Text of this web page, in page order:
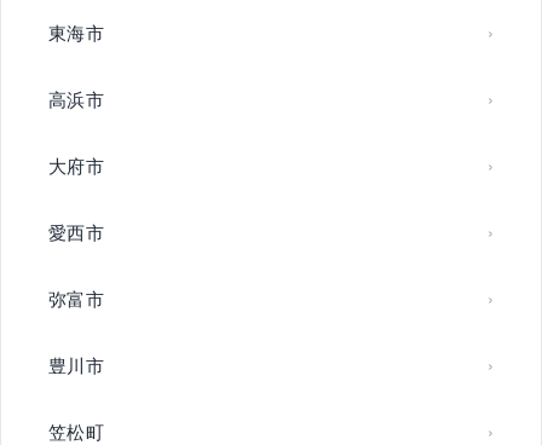
東海市
高浜市
大府市
愛西市
弥富市
豊川市
笠松町